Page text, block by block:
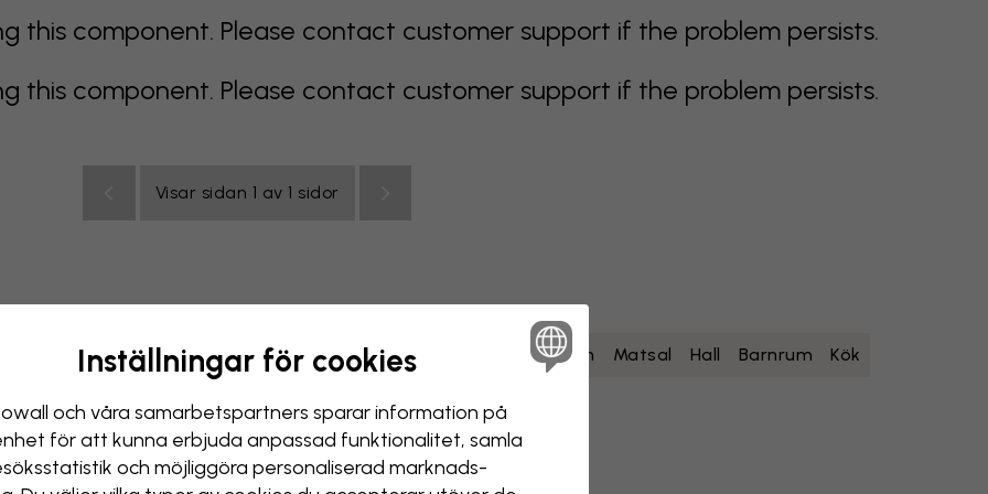
this component. Please contact customer support if the problem persists.
this component. Please contact customer support if the problem persists.
Visar sidan 1 av 1 sidor
orange rosa lila röd turkos vit gul Sovrum Matsal Hall Barnrum Kök
Inställningar för cookies
och våra samarbets­partners sparar information på
för att kunna erbjuda anpassad funktionalitet, samla
och möjliggöra personaliserad marknads­